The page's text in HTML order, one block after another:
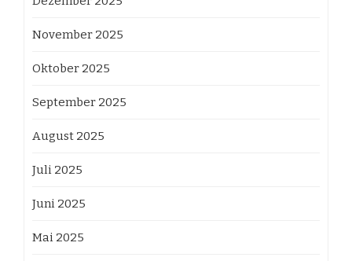
November 2025
Oktober 2025
September 2025
August 2025
Juli 2025
Juni 2025
Mai 2025